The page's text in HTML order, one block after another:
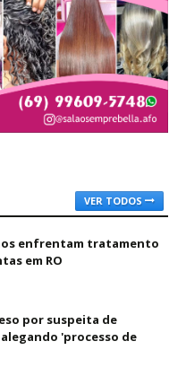
VER TODOS
enfrentam tratamento
em RO
por suspeita de
'processo de